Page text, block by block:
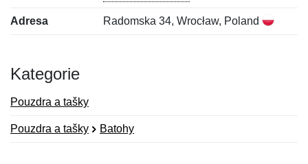
Adresa Radomska 34, Wrocław, Poland
Kategorie
Pouzdra a tašky
Pouzdra a tašky Batohy